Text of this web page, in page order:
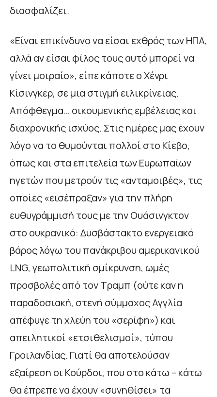
διασφαλίζει.
«Είναι επικίνδυνο να είσαι εχθρός των ΗΠΑ,
αλλά αν είσαι φίλος τους αυτό μπορεί να
γίνει μοιραίο», είπε κάποτε ο Χένρι
Κίσινγκερ, σε μια στιγμή ειλικρίνειας.
Απόφθεγμα… οικουμενικής εμβέλειας και
διαχρονικής ισχύος. Στις ημέρες μας έχουν
λόγο να το θυμούνται πολλοί στο Κίεβο,
όπως και στα επιτελεία των Ευρωπαίων
ηγετών που μετρούν τις «ανταμοιβές», τις
οποίες «εισέπραξαν» για την πλήρη
ευθυγράμμισή τους με την Ουάσινγκτον
στο ουκρανικό: Δυσβάστακτο ενεργειακό
βάρος λόγω του πανάκριβου αμερικανικού
LNG, γεωπολιτική σμίκρυνση, ωμές
προσβολές από τον Τραμπ (ούτε καν η
παραδοσιακή, στενή σύμμαχος Αγγλία
απέφυγε τη χλεύη του «σερίφη») και
απειλητικοί «ετσιθελισμοί», τύπου
Γροιλανδίας. Γιατί θα αποτελούσαν
εξαίρεση οι Κούρδοι, που στο κάτω – κάτω
θα έπρεπε να έχουν «συνηθίσει» τα